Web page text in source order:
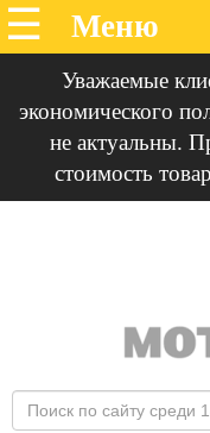
Уважаемые
экономического
не актуальны.
стоимость